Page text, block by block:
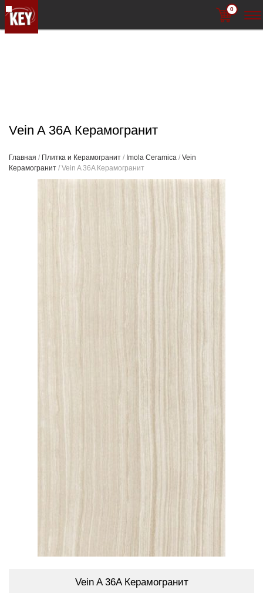
0
Vein A 36A Керамогранит
Главная / Плитка и Керамогранит / Imola Ceramica / Vein
Керамогранит / Vein A 36A Керамогранит
Vein A 36A Керамогранит